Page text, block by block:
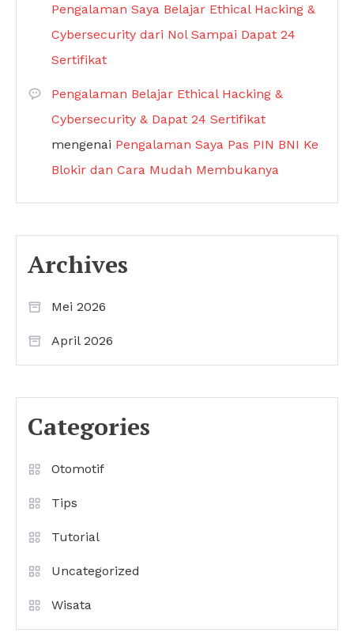
Pengalaman Saya Belajar Ethical Hacking &
Cybersecurity dari Nol Sampai Dapat 24
Sertifikat
Pengalaman Belajar Ethical Hacking &
Cybersecurity & Dapat 24 Sertifikat
mengenai Pengalaman Saya Pas PIN BNI Ke
Blokir dan Cara Mudah Membukanya
Archives
Mei 2026
April 2026
Categories
Otomotif
Tips
Tutorial
Uncategorized
Wisata